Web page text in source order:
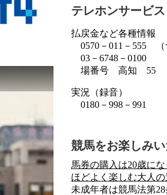
テレホンサービス
払戻金など各種情報
0570－011－555 （
03－6748－0100
場番号 高知 55
実況（録音）
0180－998－991
競馬をお楽しみ
馬券の購入は20歳に
ほどよく楽しむ大人
未成年者は競馬法第